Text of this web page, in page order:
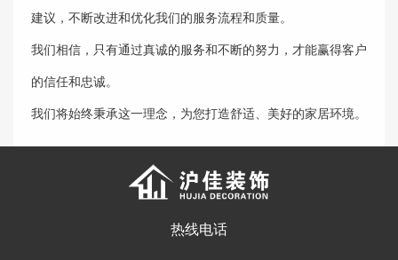
建议，不断改进和优化我们的服务流程和质量。
我们相信，只有通过真诚的服务和不断的努力，才能赢得客户
的信任和忠诚。
我们将始终秉承这一理念，为您打造舒适、美好的家居环境。
热线电话